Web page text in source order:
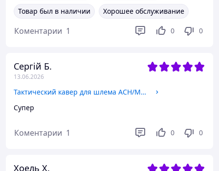
Товар был в наличии
Хорошее обслуживание
Коментарии 1 0 0
Сергій Б.
13.06.2026
Тактический кавер для шлема ACH/MICH 2000 с карманом SOF Multicam USA от АТАКА чехол на каску с MOLLE-элементами
Супер
Коментарии 1 0 0
Хоель Х.